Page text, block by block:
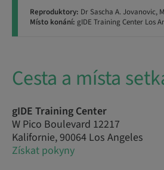
Reproduktory: Dr Sascha A. Jovanovic,
Místo konání: gIDE Training Center Los
Cesta a místa
gIDE Training Center
W Pico Boulevard 12217
Kalifornie, 90064 Los Angeles
Získat pokyny